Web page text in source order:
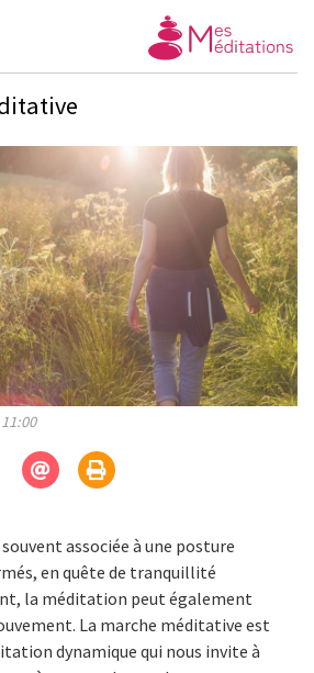
associée à une posture
en quête de tranquillité
la méditation peut également
La marche méditative est
dynamique qui nous invite à